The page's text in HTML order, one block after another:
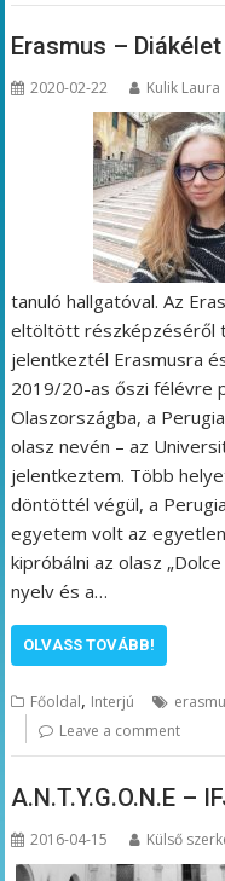
Erasmus –
2020-02-22 Kulik Laura
tanuló hallgatóval. Az
eltöltött részképzéséről
jelentkeztél Erasmusra
2019/20-as őszi félévre
Olaszországba, a
olasz nevén – az
jelentkeztem. Több
döntöttél végül, a
egyetem volt az
kipróbálni az olasz
nyelv és a…
OLVASS TOVÁBB!
Főoldal, Interjú
Leave a comment
A.N.T.Y.G.O.N.E –
2016-04-15 Külső